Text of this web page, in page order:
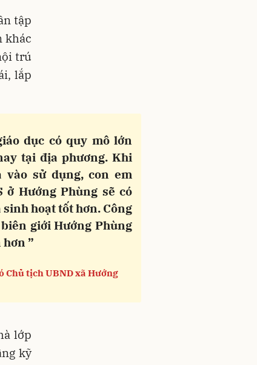
tập
khác
trú
lắp
dục có quy mô lớn
tại địa phương. Khi
vào sử dụng, con em
ở Hướng Phùng sẽ có
hoạt tốt hơn. Công
giới Hướng Phùng
”
Chủ tịch UBND xã Hướng
lớp
kỹ